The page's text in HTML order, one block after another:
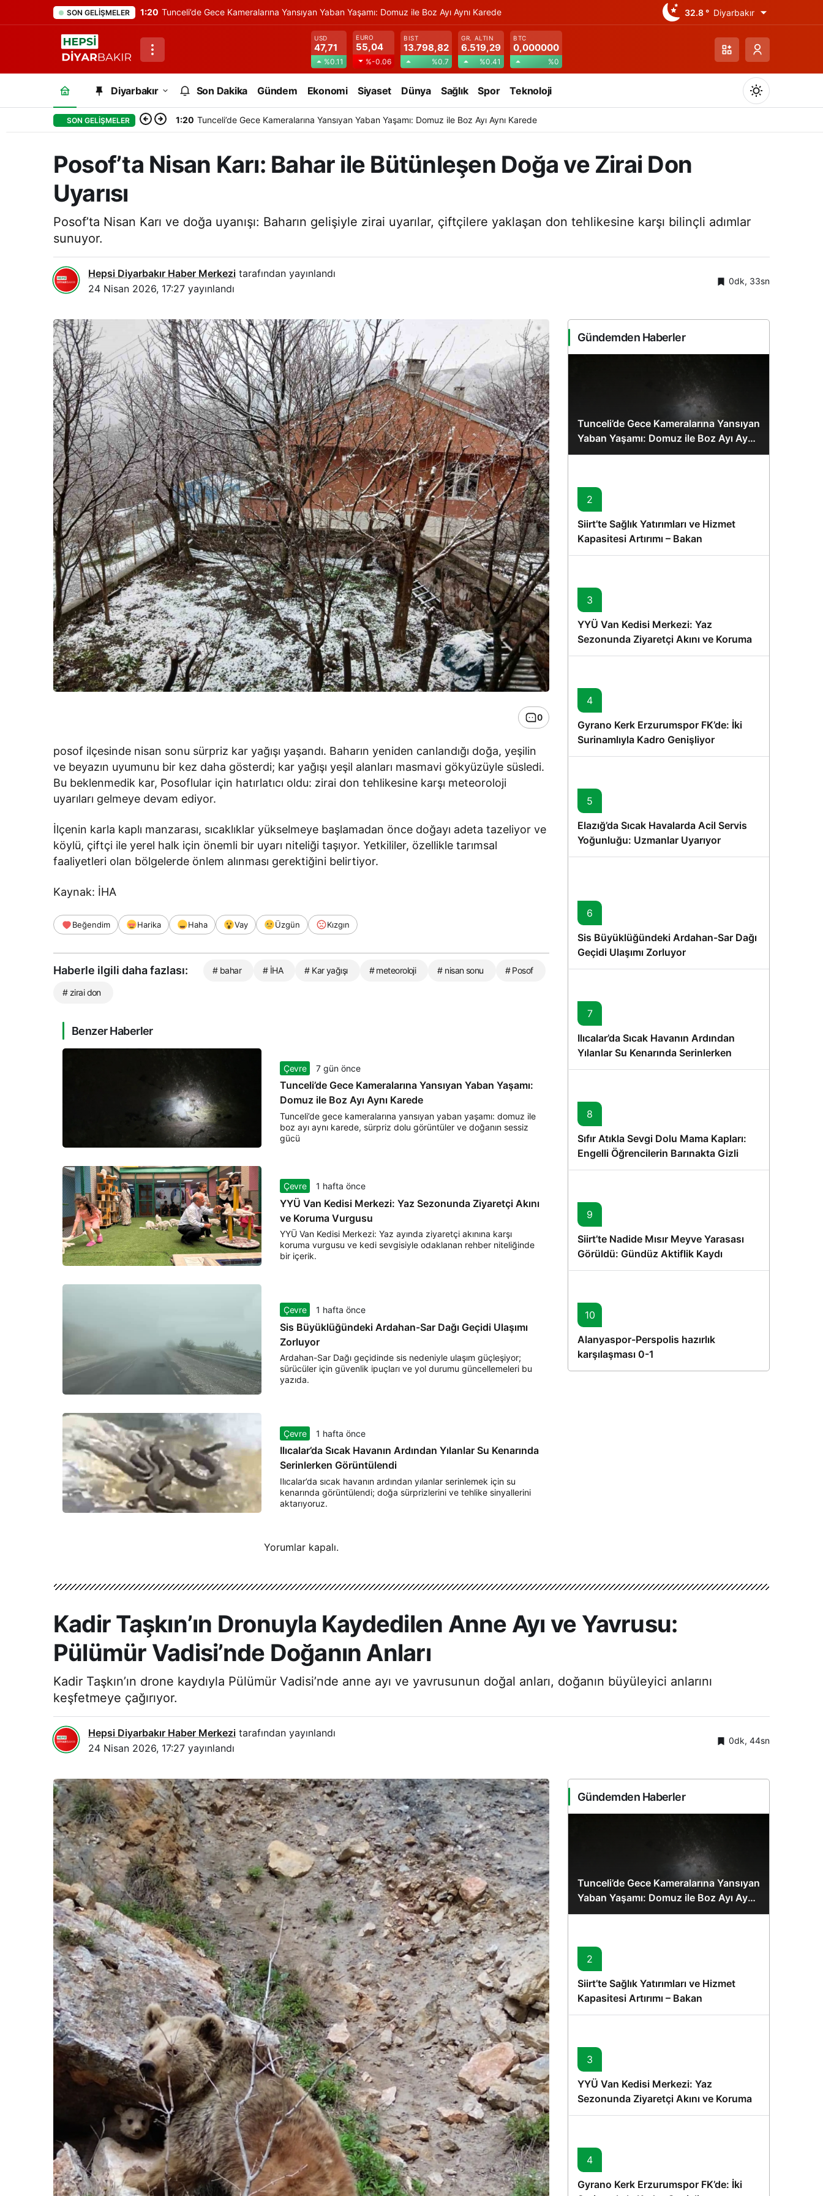
SON GELIŞMELER 1:20 Tunceli’de Gece Kameralarına Yansıyan Yaban Yaşamı: Domuz ile Boz Ayı Aynı Karede 32.8 ° Diyarbakır
USD
47,71
%0.11
EURO
55,04
%-0.06
BIST
13.798,82
%0.7
GR. ALTIN
6.519,29
%0.41
BTC
0,000000
%0
Diyarbakır Son Dakika Gündem Ekonomi Siyaset Dünya Sağlık Spor Teknoloji
SON GELIŞMELER 1:20 Tunceli’de Gece Kameralarına Yansıyan Yaban Yaşamı: Domuz ile Boz Ayı Aynı Karede
Posof’ta Nisan Karı: Bahar ile Bütünleşen Doğa ve Zirai Don
Uyarısı
Posof’ta Nisan Karı ve doğa uyanışı: Baharın gelişiyle zirai uyarılar, çiftçilere yaklaşan don tehlikesine karşı bilinçli adımlar
sunuyor.
Hepsi Diyarbakır Haber Merkezi tarafından yayınlandı
24 Nisan 2026, 17:27 yayınlandı
0dk, 33sn
0
posof ilçesinde nisan sonu sürpriz kar yağışı yaşandı. Baharın yeniden canlandığı doğa, yeşilin
ve beyazın uyumunu bir kez daha gösterdi; kar yağışı yeşil alanları masmavi gökyüzüyle süsledi.
Bu beklenmedik kar, Posoflular için hatırlatıcı oldu: zirai don tehlikesine karşı meteoroloji
uyarıları gelmeye devam ediyor.
İlçenin karla kaplı manzarası, sıcaklıklar yükselmeye başlamadan önce doğayı adeta tazeliyor ve
köylü, çiftçi ile yerel halk için önemli bir uyarı niteliği taşıyor. Yetkililer, özellikle tarımsal
faaliyetleri olan bölgelerde önlem alınması gerektiğini belirtiyor.
Kaynak: İHA
Beğendim Harika Haha Vay Üzgün Kızgın
Haberle ilgili daha fazlası: # bahar # İHA # Kar yağışı # meteoroloji # nisan sonu # Posof
# zirai don
Benzer Haberler
Çevre 7 gün önce
Tunceli’de Gece Kameralarına Yansıyan Yaban Yaşamı:
Domuz ile Boz Ayı Aynı Karede
Tunceli’de gece kameralarına yansıyan yaban yaşamı: domuz ile
boz ayı aynı karede, sürpriz dolu görüntüler ve doğanın sessiz
gücü
Çevre 1 hafta önce
YYÜ Van Kedisi Merkezi: Yaz Sezonunda Ziyaretçi Akını
ve Koruma Vurgusu
YYÜ Van Kedisi Merkezi: Yaz ayında ziyaretçi akınına karşı
koruma vurgusu ve kedi sevgisiyle odaklanan rehber niteliğinde
bir içerik.
Çevre 1 hafta önce
Sis Büyüklüğündeki Ardahan-Sar Dağı Geçidi Ulaşımı
Zorluyor
Ardahan-Sar Dağı geçidinde sis nedeniyle ulaşım güçleşiyor;
sürücüler için güvenlik ipuçları ve yol durumu güncellemeleri bu
yazıda.
Çevre 1 hafta önce
Ilıcalar’da Sıcak Havanın Ardından Yılanlar Su Kenarında
Serinlerken Görüntülendi
Ilıcalar’da sıcak havanın ardından yılanlar serinlemek için su
kenarında görüntülendi; doğa sürprizlerini ve tehlike sinyallerini
aktarıyoruz.
Yorumlar kapalı.
Gündemden Haberler
Tunceli’de Gece Kameralarına Yansıyan
Yaban Yaşamı: Domuz ile Boz Ayı Aynı
Karede
2
Siirt’te Sağlık Yatırımları ve Hizmet
Kapasitesi Artırımı – Bakan
Memişoğlu’nun Ziyareti
3
YYÜ Van Kedisi Merkezi: Yaz
Sezonunda Ziyaretçi Akını ve Koruma
Vurgusu
4
Gyrano Kerk Erzurumspor FK’de: İki
Surinamlıyla Kadro Genişliyor
5
Elazığ’da Sıcak Havalarda Acil Servis
Yoğunluğu: Uzmanlar Uyarıyor
6
Sis Büyüklüğündeki Ardahan-Sar Dağı
Geçidi Ulaşımı Zorluyor
7
Ilıcalar’da Sıcak Havanın Ardından
Yılanlar Su Kenarında Serinlerken
Görüntülendi
8
Sıfır Atıkla Sevgi Dolu Mama Kapları:
Engelli Öğrencilerin Barınakta Gizli
Dostları İçin Gönüllü Proje
9
Siirt’te Nadide Mısır Meyve Yarasası
Görüldü: Gündüz Aktiflik Kaydı
10
Alanyaspor-Perspolis hazırlık
karşılaşması 0-1
Kadir Taşkın’ın Dronuyla Kaydedilen Anne Ayı ve Yavrusu:
Pülümür Vadisi’nde Doğanın Anları
Kadir Taşkın’ın drone kaydıyla Pülümür Vadisi’nde anne ayı ve yavrusunun doğal anları, doğanın büyüleyici anlarını
keşfetmeye çağırıyor.
Hepsi Diyarbakır Haber Merkezi tarafından yayınlandı
24 Nisan 2026, 17:27 yayınlandı
0dk, 44sn
Gündemden Haberler
Tunceli’de Gece Kameralarına Yansıyan
Yaban Yaşamı: Domuz ile Boz Ayı Aynı
Karede
2
Siirt’te Sağlık Yatırımları ve Hizmet
Kapasitesi Artırımı – Bakan
Memişoğlu’nun Ziyareti
3
YYÜ Van Kedisi Merkezi: Yaz
Sezonunda Ziyaretçi Akını ve Koruma
Vurgusu
4
Gyrano Kerk Erzurumspor FK’de: İki